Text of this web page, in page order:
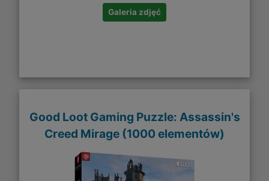
Galeria zdjęć
Good Loot Gaming Puzzle: Assassin's
Creed Mirage (1000 elementów)